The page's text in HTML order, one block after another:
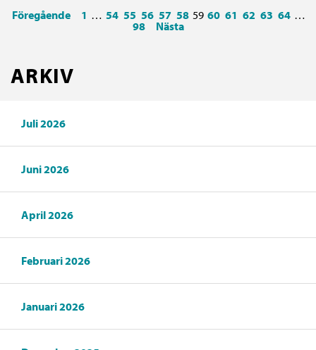
Föregående 1 … 54 55 56 57 58 59 60 61 62 63 64 …
98
Nästa
ARKIV
Juli 2026
Juni 2026
April 2026
Februari 2026
Januari 2026